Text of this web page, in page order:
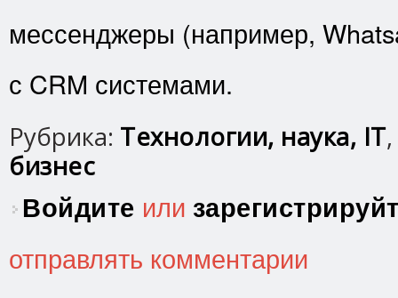
мессенджеры (например,
с CRM системами.
Рубрика: Технологии, наука, IT,
бизнес
Войдите или
отправлять комментарии